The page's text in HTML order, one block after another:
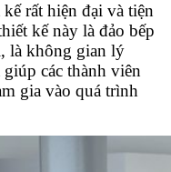
rất hiện đại và tiện
kế này là đảo bếp
là không gian lý
các thành viên
gia vào quá trình